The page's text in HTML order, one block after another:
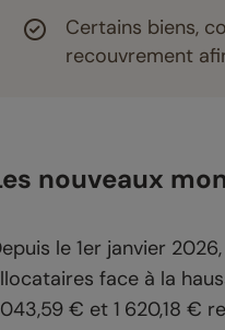
Certains biens,
recouvrement
nouveaux
le 1er janvier 2026,
face à la
043,59 € et 1 620,18 €